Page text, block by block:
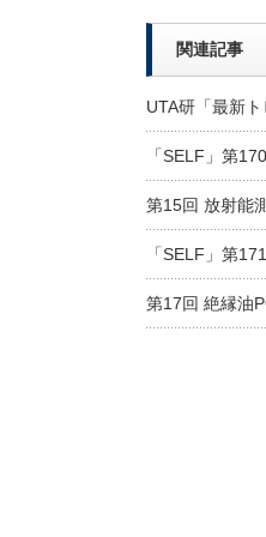
関連記事
UTA研「最新
「SELF」第
第15回 放射能
「SELF」第
第17回 絶縁油